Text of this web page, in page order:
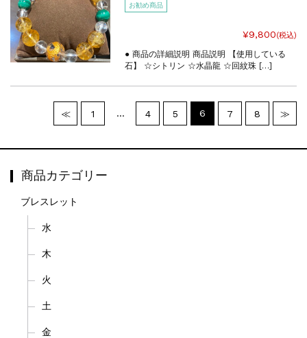
お勧め商品
¥9,800(税込)
● 商品の詳細説明 商品説明 【使用している
石】 ☆シトリン ☆水晶龍 ☆回紋珠 […]
≪ 1 … 4 5 6 7 8 ≫
商品カテゴリー
ブレスレット
水
木
火
土
金